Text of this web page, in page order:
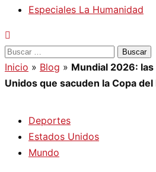
Especiales La Humanidad
Buscar:
Inicio » Blog » Mundial 2026:
Unidos que sacuden la Copa
Deportes
Estados Unidos
Mundo